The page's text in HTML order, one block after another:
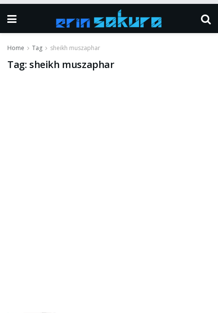
Home Tag sheikh muszaphar
Tag: sheikh muszaphar